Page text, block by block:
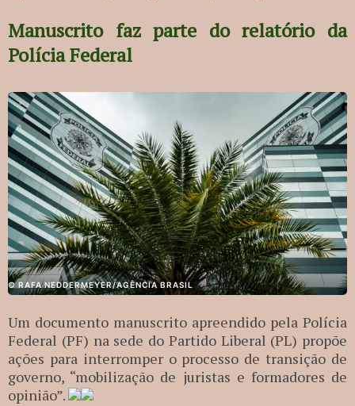
Manuscrito faz parte do relatório da
Polícia Federal
© RAFA NEDDERMEYER/AGÊNCIA BRASIL
Um documento manuscrito apreendido pela Polícia
Federal (PF) na sede do Partido Liberal (PL) propõe
ações para interromper o processo de transição de
governo, “mobilização de juristas e formadores de
opinião”.